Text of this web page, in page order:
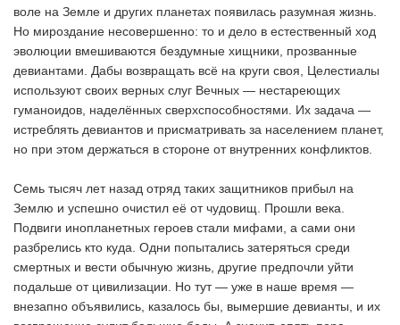
воле на Земле и других планетах появилась разумная жизнь.
Но мироздание несовершенно: то и дело в естественный ход
эволюции вмешиваются бездумные хищники, прозванные
девиантами. Дабы возвращать всё на круги своя, Целестиалы
используют своих верных слуг Вечных — нестареющих
гуманоидов, наделённых сверхспособностями. Их задача —
истреблять девиантов и присматривать за населением планет,
но при этом держаться в стороне от внутренних конфликтов.
Семь тысяч лет назад отряд таких защитников прибыл на
Землю и успешно очистил её от чудовищ. Прошли века.
Подвиги инопланетных героев стали мифами, а сами они
разбрелись кто куда. Одни попытались затеряться среди
смертных и вести обычную жизнь, другие предпочли уйти
подальше от цивилизации. Но тут — уже в наше время —
внезапно объявились, казалось бы, вымершие девианты, и их